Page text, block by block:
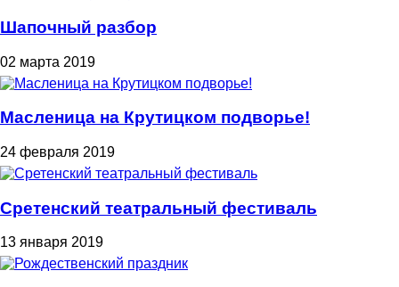
Шапочный разбор
02 марта 2019
Масленица на Крутицком подворье!
24 февраля 2019
Сретенский театральный фестиваль
13 января 2019